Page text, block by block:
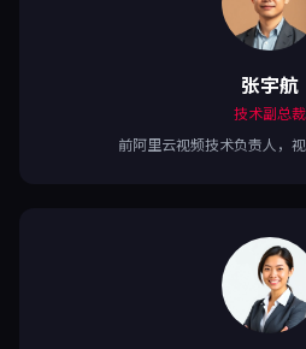
张宇航
技术副总裁
前阿里云视频技术负责人，